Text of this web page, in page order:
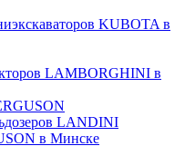
KUBOTA в
LAMBORGHINI в
LANDINI
в Минске